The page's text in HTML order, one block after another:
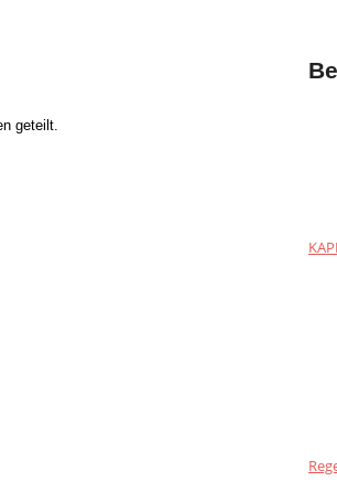
geteilt.